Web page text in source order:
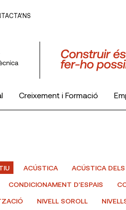
Creixement i Formació
ACÚSTICA ACÚSTICA DELS
CONDICIONAMENT D'ESPAIS
NIVELL SOROLL